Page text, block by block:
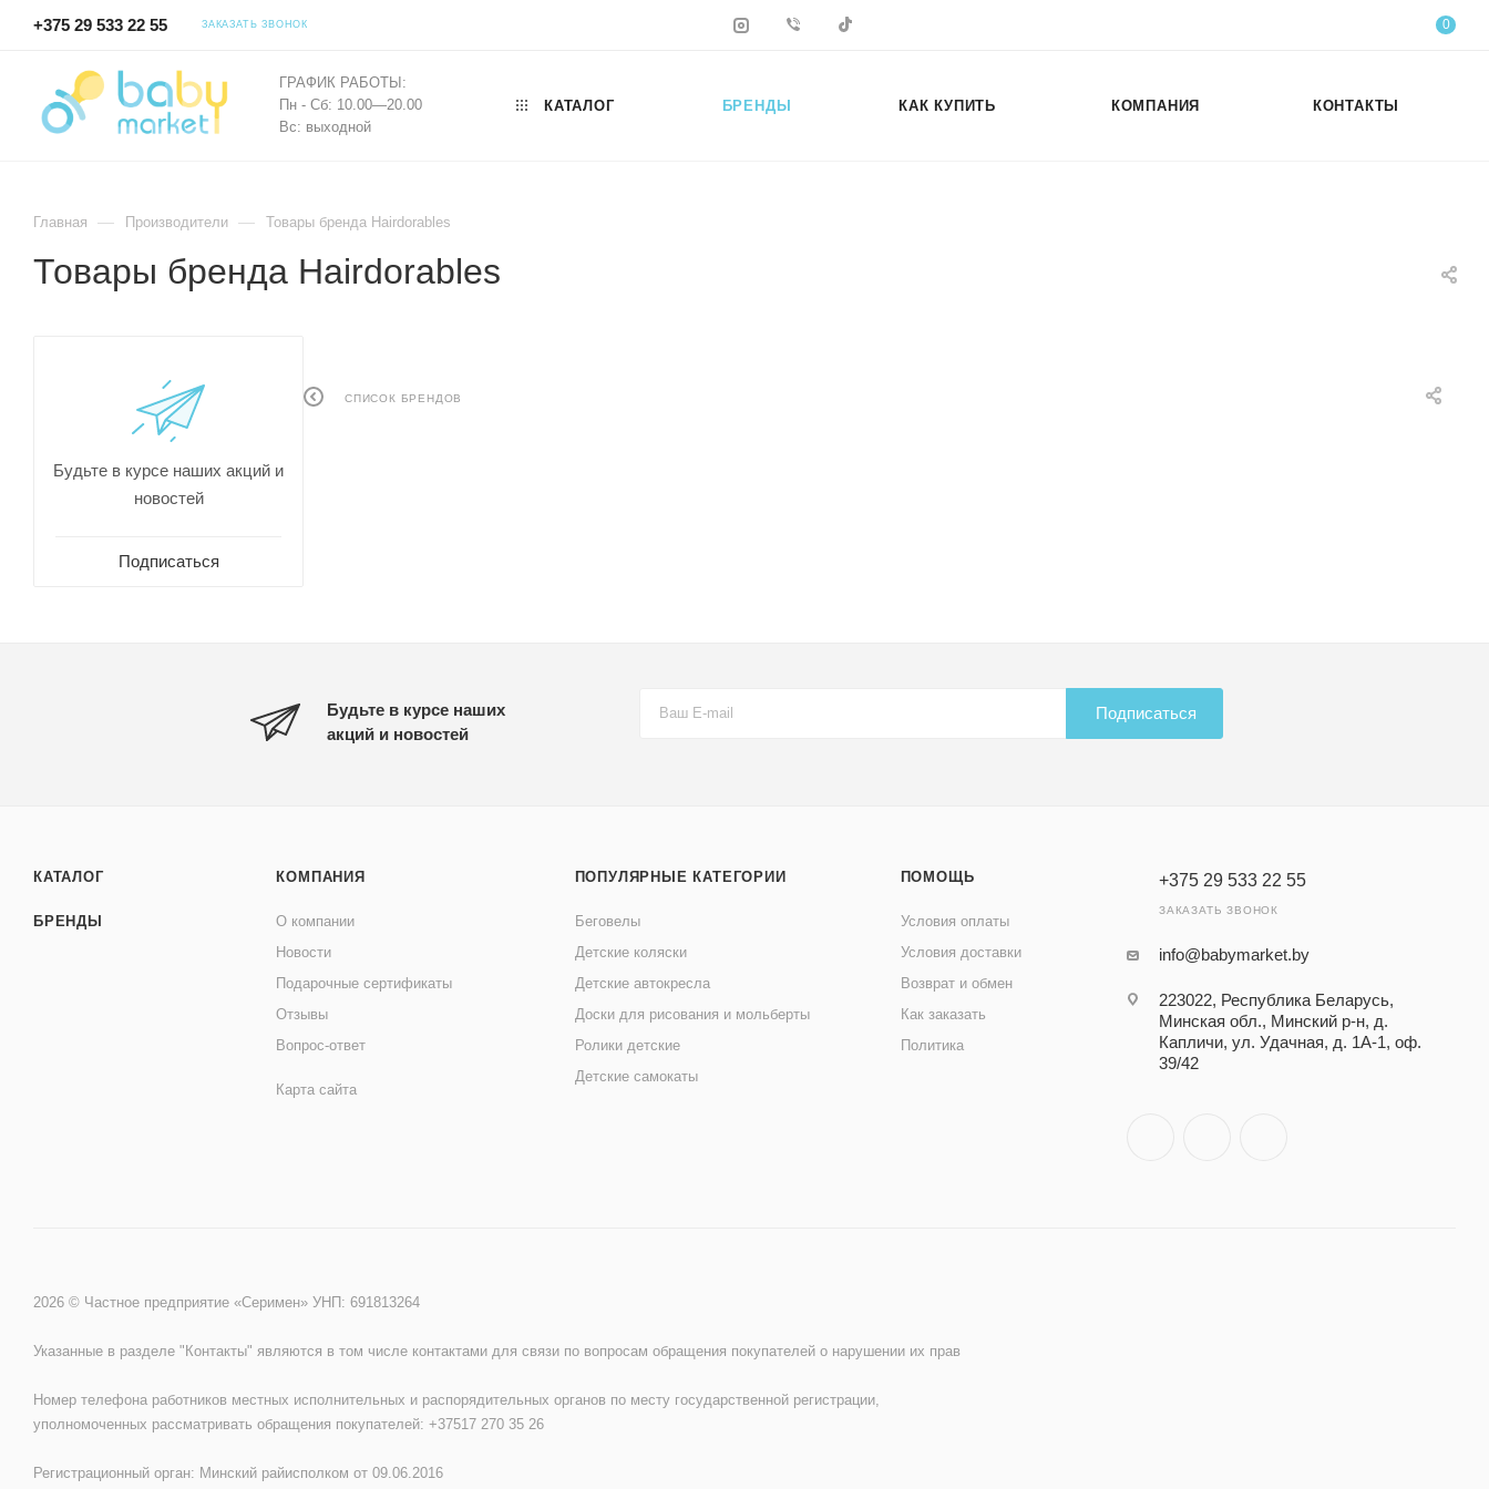
+375 29 533 22 55 ЗАКАЗАТЬ ЗВОНОК 0
ГРАФИК РАБОТЫ:
Пн - Сб: 10.00—20.00
Вс: выходной
КАТАЛОГ БРЕНДЫ КАК КУПИТЬ КОМПАНИЯ КОНТАКТЫ
Главная — Производители — Товары бренда Hairdorables
Товары бренда Hairdorables
СПИСОК БРЕНДОВ
Будьте в курсе наших акций и
новостей
Подписаться
Будьте в курсе наших
акций и новостей
Подписаться
КАТАЛОГ
БРЕНДЫ
КОМПАНИЯ
О компании
Новости
Подарочные сертификаты
Отзывы
Вопрос-ответ
Карта сайта
ПОПУЛЯРНЫЕ КАТЕГОРИИ
Беговелы
Детские коляски
Детские автокресла
Доски для рисования и мольберты
Ролики детские
Детские самокаты
ПОМОЩЬ
Условия оплаты
Условия доставки
Возврат и обмен
Как заказать
Политика
+375 29 533 22 55
ЗАКАЗАТЬ ЗВОНОК
info@babymarket.by
223022, Республика Беларусь,
Минская обл., Минский р-н, д.
Капличи, ул. Удачная, д. 1А-1, оф.
39/42
2026 © Частное предприятие «Серимен» УНП: 691813264
Указанные в разделе "Контакты" являются в том числе контактами для связи по вопросам обращения покупателей о нарушении их прав
Номер телефона работников местных исполнительных и распорядительных органов по месту государственной регистрации,
уполномоченных рассматривать обращения покупателей: +37517 270 35 26
Регистрационный орган: Минский райисполком от 09.06.2016